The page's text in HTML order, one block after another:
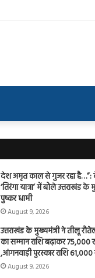
देश अमृत काल से गुजर रहा है…”:
‘तिरंगा यात्रा’ में बोले उत्तराखंड के
पुष्कर धामी
August 9, 2026
उत्तराखंड के मुख्यमंत्री ने तीलू
का सम्मान राशि बढ़ाकर
,आंगनवाड़ी पुरस्कार राशि
August 9, 2026